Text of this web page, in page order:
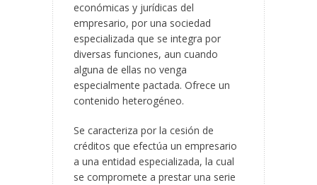
económicas y jurídicas del
empresario, por una sociedad
especializada que se integra por
diversas funciones, aun cuando
alguna de ellas no venga
especialmente pactada. Ofrece un
contenido heterogéneo.
Se caracteriza por la cesión de
créditos que efectúa un empresario
a una entidad especializada, la cual
se compromete a prestar una serie